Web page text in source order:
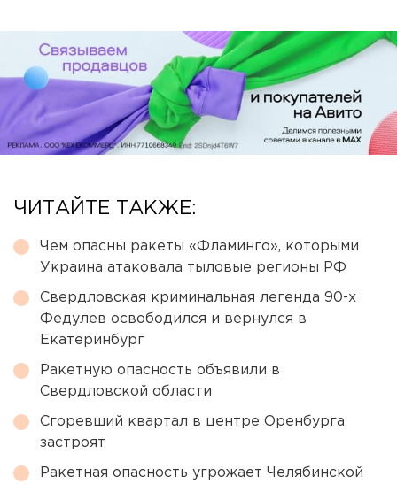
ЧИТАЙТЕ ТАКЖЕ:
Чем опасны ракеты «Фламинго», которыми
Украина атаковала тыловые регионы РФ
Свердловская криминальная легенда 90-х
Федулев освободился и вернулся в
Екатеринбург
Ракетную опасность объявили в
Свердловской области
Сгоревший квартал в центре Оренбурга
застроят
Ракетная опасность угрожает Челябинской